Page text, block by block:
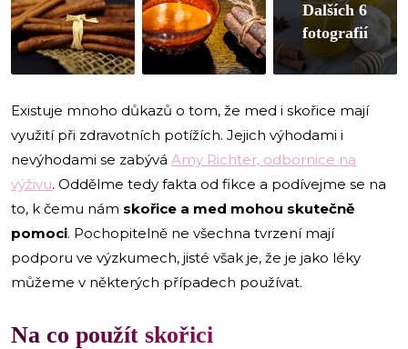
Dalších 6
fotografií
Existuje mnoho důkazů o tom, že med i skořice mají
využití při zdravotních potížích. Jejich výhodami i
nevýhodami se zabývá Amy Richter, odbornice na
výživu. Oddělme tedy fakta od fikce a podívejme se na
to, k čemu nám skořice a med mohou skutečně
pomoci. Pochopitelně ne všechna tvrzení mají
podporu ve výzkumech, jisté však je, že je jako léky
můžeme v některých případech používat.
Na co použít skořici